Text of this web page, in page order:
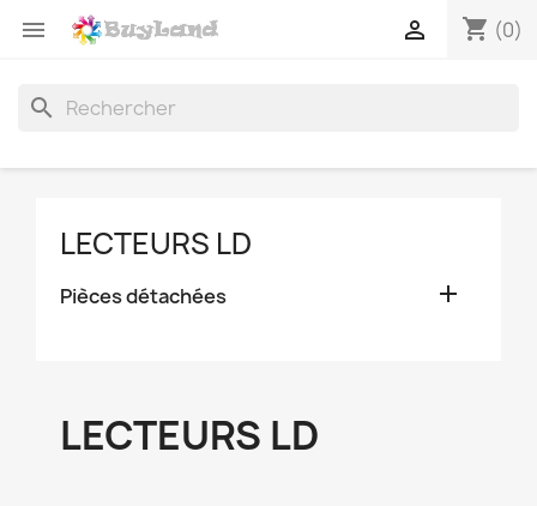
 shopping_cart (0)

search
LECTEURS LD
Pièces détachées 
LECTEURS LD